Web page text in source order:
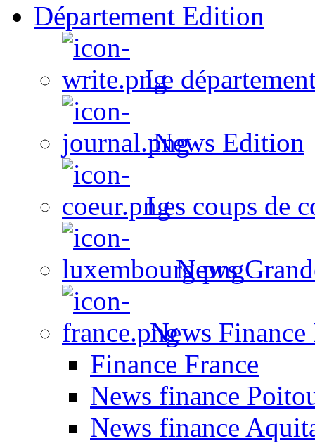
Département Edition
Le
News Edition
Les coups de
News
News Finance
Finance France
News finance
News finance